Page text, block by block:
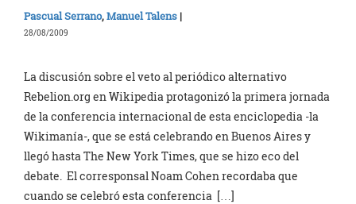
Pascual Serrano,Manuel Talens |
28/08/2009
La discusión sobre el veto al periódico alternativo
Rebelion.org en Wikipedia protagonizó la primera jornada
de la conferencia internacional de esta enciclopedia -la
Wikimanía-, que se está celebrando en Buenos Aires y
llegó hasta The New York Times, que se hizo eco del
debate. El corresponsal Noam Cohen recordaba que
cuando se celebró esta conferencia […]